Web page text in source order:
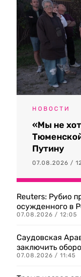
НОВОСТИ
«Мы не
Путину
07.08.2026 /
Reuters: Рубио
осужденного в
07.08.2026 / 12:05
Саудовская
заключить
07.08.2026 / 11:45